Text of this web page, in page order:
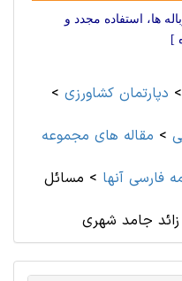
ها، استفاده مجدد و
]
> دپارتمان کشاورزی >
> مقاله های مجموعه
فارسی آنها > مسائل
زائد جامد شهری